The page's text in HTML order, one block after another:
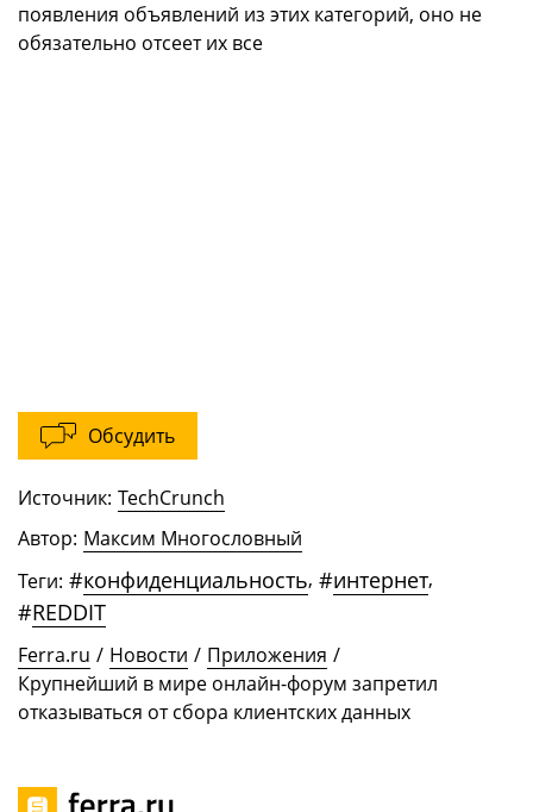
появления объявлений из этих категорий, оно не
обязательно отсеет их все
Обсудить
Источник: TechCrunch
Автор: Максим Многословный
Теги: #конфиденциальность, #интернет,
#REDDIT
Ferra.ru / Новости / Приложения /
Крупнейший в мире онлайн-форум запретил
отказываться от сбора клиентских данных